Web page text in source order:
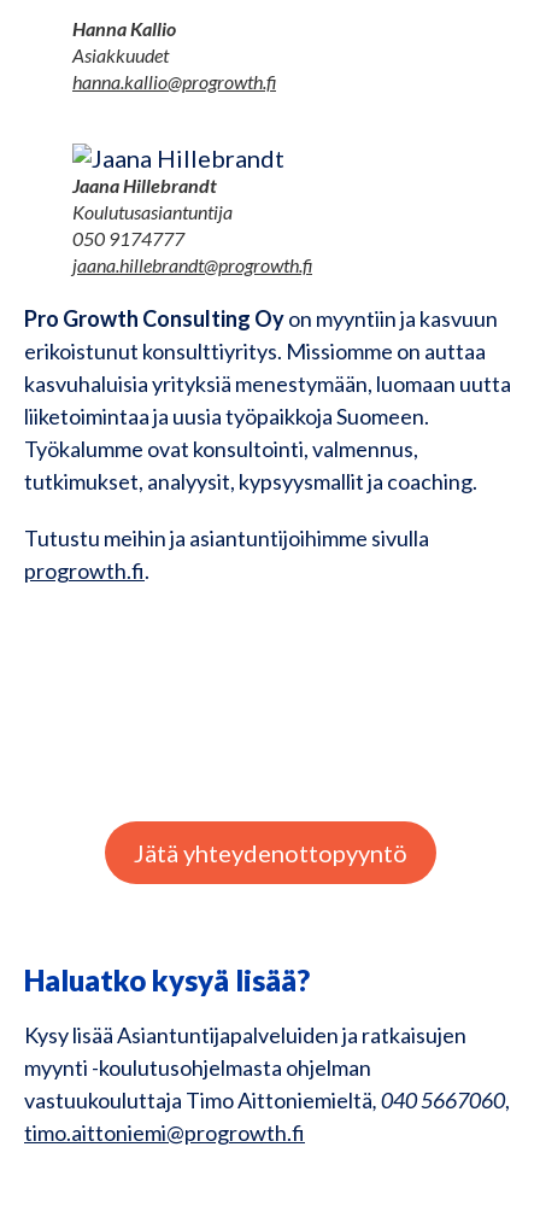
Hanna Kallio
Asiakkuudet
hanna.kallio@progrowth.fi
Jaana Hillebrandt
Koulutusasiantuntija
050 9174777
jaana.hillebrandt@progrowth.fi
Pro Growth Consulting Oyon myyntiin ja kasvuun
erikoistunut konsulttiyritys. Missiomme on auttaa
kasvuhaluisia yrityksiä menestymään, luomaan uutta
liiketoimintaa ja uusia työpaikkoja Suomeen.
Työkalumme ovat konsultointi, valmennus,
tutkimukset, analyysit, kypsyysmallit ja coaching.
Tutustu meihin ja asiantuntijoihimme sivulla
progrowth.fi.
Jätä yhteydenottopyyntö
Haluatko kysyä lisää?
Kysy lisää Asiantuntijapalveluiden ja ratkaisujen
myynti -koulutusohjelmasta ohjelman
vastuukouluttaja Timo Aittoniemieltä, 040 5667060,
timo.aittoniemi@progrowth.fi